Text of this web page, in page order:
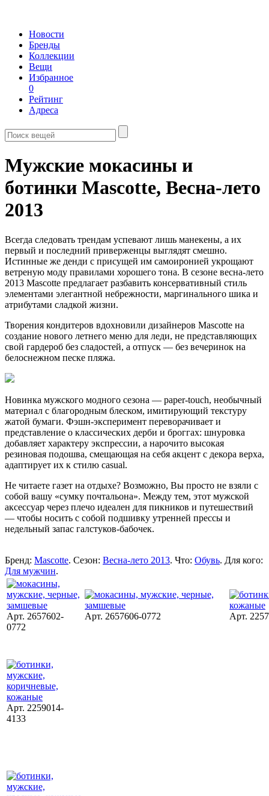
Новости
Бренды
Коллекции
Вещи
Избранное
0
Рейтинг
Адреса
Мужские мокасины и
ботинки Mascotte, Весна-лето
2013
Всегда следовать трендам успевают лишь манекены, а их
первый и последний приверженцы выглядят смешно.
Истинные же денди с присущей им самоиронией укрощают
ветреную моду правилами хорошего тона. В сезоне весна-лето
2013 Mascotte предлагает разбавить консервативный стиль
элементами элегантной небрежности, маргинального шика и
атрибутами сладкой жизни.
Творения кондитеров вдохновили дизайнеров Mascotte на
создание нового летнего меню для леди, не представляющих
свой гардероб без сладостей, а отпуск — без вечеринок на
белоснежном песке пляжа.
Новинка мужского модного сезона — paper-touch, необычный
материал с благородным блеском, имитирующий текстуру
жатой бумаги. Фэшн-эксперимент переворачивает и
представление о классических дерби и броггах: шнуровка
добавляет характеру экспрессии, а нарочито высокая
резиновая подошва, смещающая на себя акцент с декора верха,
адаптирует их к стилю casual.
Не читаете газет на отдыхе? Возможно, Вы просто не взяли с
собой вашу «сумку почтальона». Между тем, этот мужской
аксессуар через плечо идеален для пикников и путешествий
— чтобы носить с собой подшивку утренней прессы и
недельный запас галстуков-бабочек.
Бренд: Mascotte. Сезон: Весна-лето 2013. Что: Обувь. Для кого:
Для мужчин.
Арт. 2657602-
0772
Арт. 2657606-0772 Арт.
Арт. 2259014-
4133